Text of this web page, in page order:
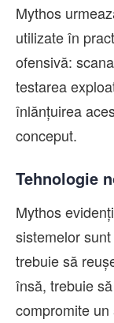
Mythos
utilizate în
ofensivă:
testarea
înlănțuirea
conceput.
Tehnologie
Mythos
sistemelor
trebuie să
însă, trebuie
compromite